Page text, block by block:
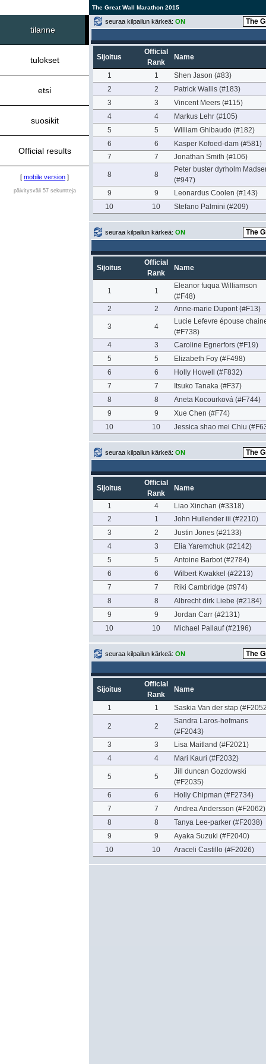
The Great Wall Marathon 2015
tilanne
tulokset
etsi
suosikit
Official results
[ mobile version ]
päivitysväli 57 sekuntteja
seuraa kilpailun kärkeä: ON
Sijoitus
Official
Rank
Name
1 1
Shen Jason (#83)
2
2
Patrick Wallis (#183)
3
3
Vincent Meers (#115)
4
4
Markus Lehr (#105)
5
5
William Ghibaudo (#182)
6
6
Kasper Kofoed-dam (#581)
7
7 Jonathan Smith (#106)
8 8
Peter buster dyrholm
(#947)
9
9
Leonardus Coolen (#143)
10
10 Stefano Palmini (#209)
seuraa kilpailun kärkeä: ON
Sijoitus
Official
Rank
Name
1 1
Eleanor fuqua Williamson
(#F48)
2
2 Anne-marie Dupont (#F13)
3 4
Lucie Lefevre épouse
(#F738)
4
3
Caroline Egnerfors (#F19)
5
5
Elizabeth Foy (#F498)
6
6
Holly Howell (#F832)
7
7
Itsuko Tanaka (#F37)
8
8
Aneta Kocourková (#F744)
9
9
Xue Chen (#F74)
10
10 Jessica shao mei Chiu
seuraa kilpailun kärkeä: ON
Sijoitus
Official
Rank
Name
1 4
Liao Xinchan (#3318)
2
1
John Hullender iii (#2210)
3
2
Justin Jones (#2133)
4
3
Elia Yaremchuk (#2142)
5
5
Antoine Barbot (#2784)
6
6
Wilbert Kwakkel (#2213)
7
7
Riki Cambridge (#974)
8
8
Albrecht dirk Liebe (#2184)
9
9
Jordan Carr (#2131)
10
10 Michael Pallauf (#2196)
seuraa kilpailun kärkeä: ON
Sijoitus
Official
Rank
Name
1 1 Saskia Van der stap
2 2
Sandra Laros-hofmans
(#F2043)
3
3
Lisa Maitland (#F2021)
4
4 Mari Kauri (#F2032)
5 5
Jill duncan Gozdowski
(#F2035)
6
6
Holly Chipman (#F2734)
7
7
Andrea Andersson (#F2062)
8
8
Tanya Lee-parker (#F2038)
9
9
Ayaka Suzuki (#F2040)
10
10 Araceli Castillo (#F2026)